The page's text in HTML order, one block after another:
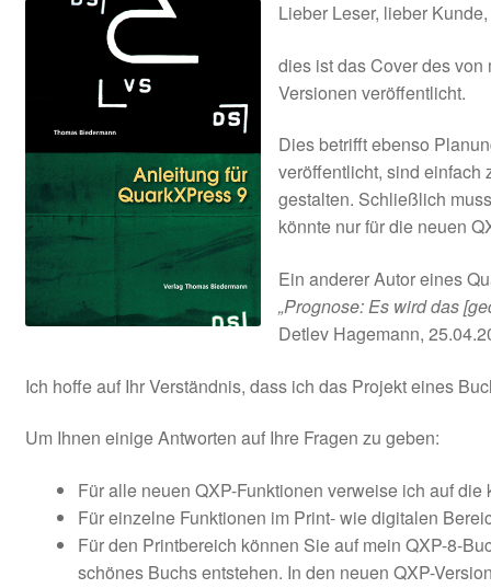
Lieber Leser, lieber Kunde,
dies ist das Cover des
Versionen veröffentlicht.
Dies betrifft ebenso
veröffentlicht, sind einfach
gestalten. Schließlich
könnte nur für die neuen
Ein anderer Autor eines
„Prognose: Es wird das
Detlev Hagemann,
Ich hoffe auf Ihr Verständnis, dass ich das Projekt eines
Um Ihnen einige Antworten auf Ihre Fragen zu geben:
Für alle neuen QXP-Funktionen verweise ich auf die
Für einzelne Funktionen im Print- wie digitalen
Für den Printbereich können Sie auf mein QXP-8-
schönes Buchs entstehen. In den neuen QXP-